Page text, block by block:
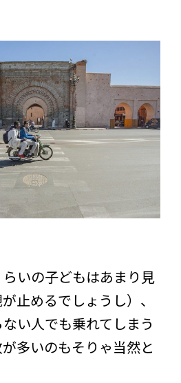
いの子どもはあまり見
止めるでしょうし）、
い人でも乗れてしまう
多いのもそりゃ当然と